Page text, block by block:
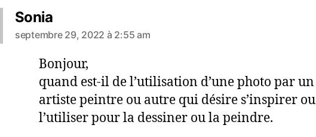
Soniadit :
septembre 29, 2022 à 2:55 am
Bonjour,
quand est-il de l’utilisation d’une photo par un
artiste peintre ou autre qui désire s’inspirer ou
l’utiliser pour la dessiner ou la peindre.